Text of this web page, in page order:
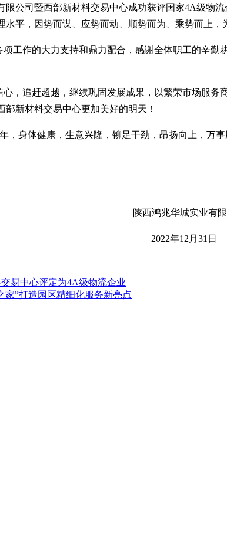
公司暨西部新材料交易中心成功获评国家4A级物
平，因势而谋、应势而动、顺势而为、乘势而上，
作的大力支持和鼎力配合，感谢全体职工的辛勤
追赶超越，继续巩固发展成果，以繁荣市场服务
新材料交易中心更加美好的明天！
，身体健康，生意兴隆，铆足干劲，昂扬向上，万事
华城实业有限公
年12月31日
易中心评定为4A级物流企业
”打造园区精细化服务新亮点